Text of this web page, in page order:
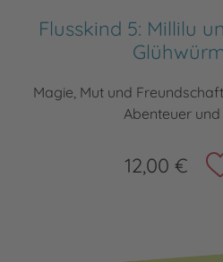
Flusskind 5: Millilu
Magie, Mut und
Abenteuer und
12,00 €